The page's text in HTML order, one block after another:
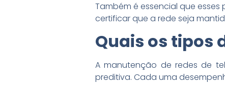
Também é essencial que
certificar que a rede seja
Quais os tipos
A manutenção de redes de
preditiva. Cada uma